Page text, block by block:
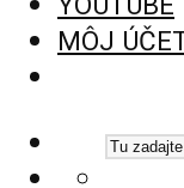
MÔJ